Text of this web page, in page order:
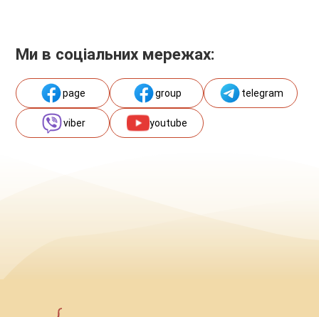
Ми в соціальних мережах:
page group telegram
viber youtube